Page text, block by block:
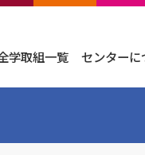
学取組一覧 センターに